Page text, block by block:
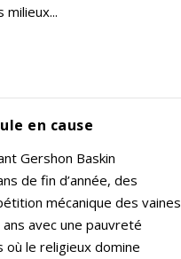
en cause
Gershon Baskin
de fin d’année, des
mécanique des vaines
avec une pauvreté
où le religieux domine